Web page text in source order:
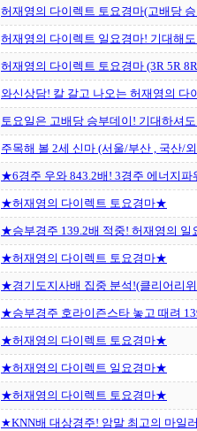
허재영의 다이렉트 토요경마(고배당
허재영의 다이렉트 일요경마! 기대해
허재영의 다이렉트 토요경마 (3R 5R
와신상담! 칼 갈고 나오는 허재영의 다
토요일은 고배당 승부데이! 기대하셔
주목해 볼 2세 신마 (서울/부산 , 국산/
★6경주 우와 843.2배! 3경주 에너지파
★허재영의 다이렉트 토요경마★
★승부경주 139.2배 적중! 허재영의
★허재영의 다이렉트 토요경마★
★경기도지사배 집중 분석!(클리어리
★승부경주 호라이즌스타 놓고 때려
★허재영의 다이렉트 토요경마★
★허재영의 다이렉트 일요경마★
★허재영의 다이렉트 토요경마★
★KNN배 대상경주! 암말 최고의 마일